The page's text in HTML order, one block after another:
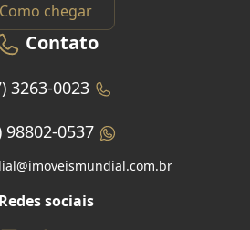
Como chegar
Contato
3263-0023
98802-0537
Redes sociais